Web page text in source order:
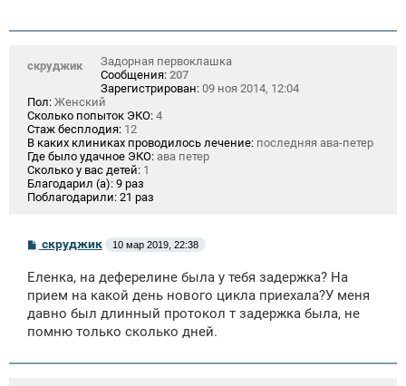
скруджик
Задорная первоклашка
Сообщения: 207
Зарегистрирован: 09 ноя 2014, 12:04
Пол: Женский
Сколько попыток ЭКО: 4
Стаж бесплодия: 12
В каких клиниках проводилось лечение: последняя ава-петер
Где было удачное ЭКО: ава петер
Сколько у вас детей: 1
Благодарил (а): 9 раз
Поблагодарили: 21 раз
С
б
щ
е
н
и
скруджик 10 мар 2019, 22:38
Еленка, на деферелине была у тебя задержка? На
прием на какой день нового цикла приехала?У меня
давно был длинный протокол т задержка была, не
помню только сколько дней.